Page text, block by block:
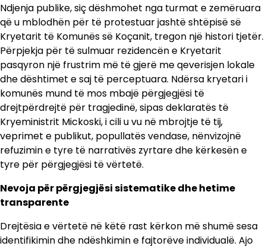
Ndjenja publike, siç dëshmohet nga turmat e zemëruara
që u mblodhën për të protestuar jashtë shtëpisë së
Kryetarit të Komunës së Koçanit, tregon një histori tjetër.
Përpjekja për të sulmuar rezidencën e Kryetarit
pasqyron një frustrim më të gjerë me qeverisjen lokale
dhe dështimet e saj të perceptuara. Ndërsa kryetari i
komunës mund të mos mbajë përgjegjësi të
drejtpërdrejtë për tragjedinë, sipas deklaratës të
Kryeministrit Mickoski, i cili u vu në mbrojtje të tij,
veprimet e publikut, popullatës vendase, nënvizojnë
refuzimin e tyre të narrativës zyrtare dhe kërkesën e
tyre për përgjegjësi të vërtetë.
Nevoja për përgjegjësi sistematike dhe hetime
transparente
Drejtësia e vërtetë në këtë rast kërkon më shumë sesa
identifikimin dhe ndëshkimin e fajtorëve individualë. Ajo